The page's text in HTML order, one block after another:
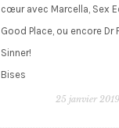
cœur avec Marcella, Sex
Good Place, ou encore Dr
Sinner!
Bises
25 janvier